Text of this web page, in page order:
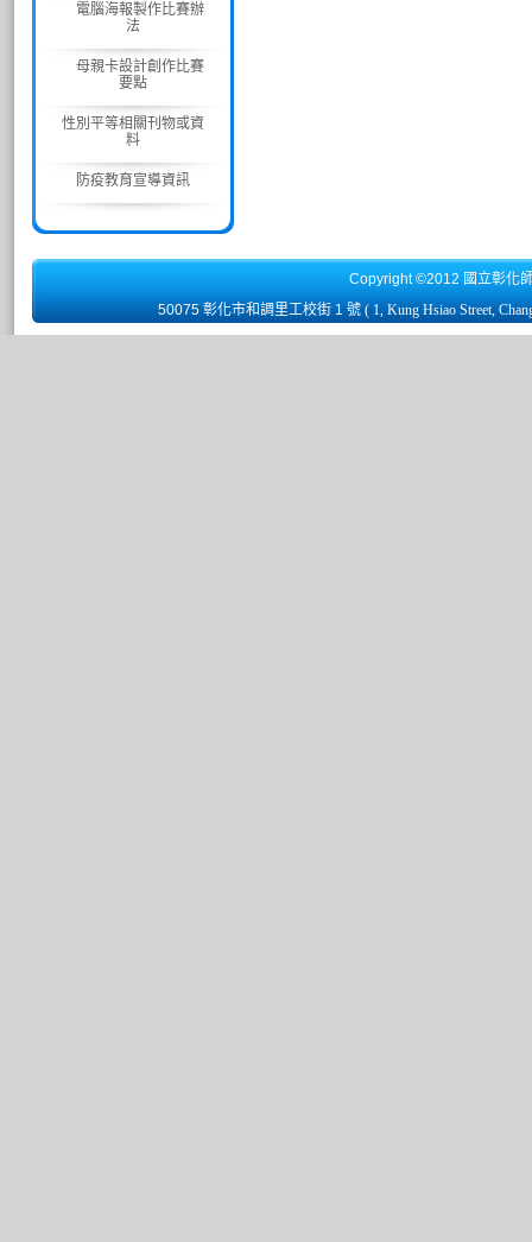
電腦海報製作比賽辦
法
母親卡設計創作比賽
要點
性別平等相關刊物或資
料
防疫教育宣導資訊
Copyright ©2012 國立彰化
50075 彰化市和調里工校街 1 號 ( 1, Kung Hsiao Street,